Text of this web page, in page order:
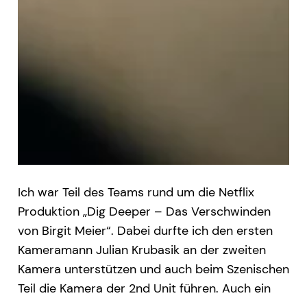
Ich war Teil des Teams rund um die Netflix
Produktion „Dig Deeper – Das Verschwinden
von Birgit Meier“. Dabei durfte ich den ersten
Kameramann Julian Krubasik an der zweiten
Kamera unterstützen und auch beim Szenischen
Teil die Kamera der 2nd Unit führen. Auch ein